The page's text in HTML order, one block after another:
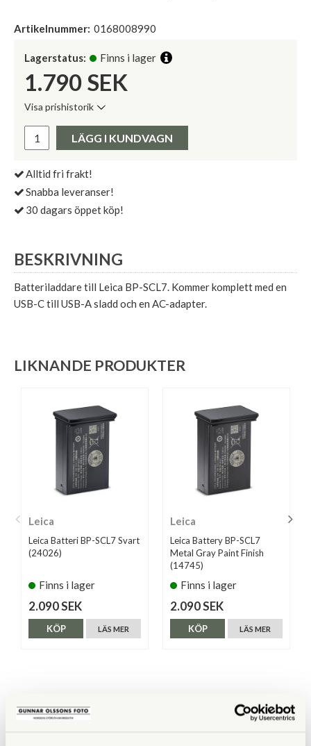
Artikelnummer: 0168008990
Lagerstatus: Finns i lager
1.790 SEK
Visa prishistorik
Pris:
LÄGG I KUNDVAGN
Alltid fri frakt!
Snabba leveranser!
30 dagars öppet köp!
BESKRIVNING
Batteriladdare till Leica BP-SCL7. Kommer komplett med en
USB-C till USB-A sladd och en AC-adapter.
LIKNANDE PRODUKTER
Leica
Leica Batteri BP-SCL7 Svart
(24026)
Finns i lager
2.090 SEK
LÄS MER
KÖP
Leica
Leica Battery BP-SCL7
Metal Gray Paint Finish
(14745)
Finns i lager
2.090 SEK
LÄS MER
KÖP
ANDRA KÖPTE ÄVEN